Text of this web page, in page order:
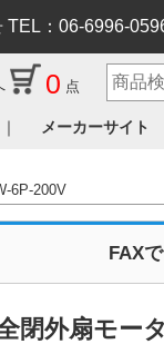
TEL：06-6996-
｜ メーカーサイト
0 点
6P-200V
FAX
閉外扇モー